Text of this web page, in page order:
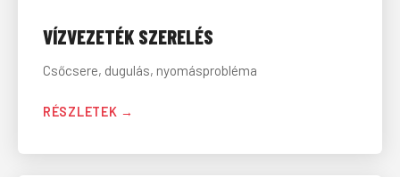
VÍZVEZETÉK SZERELÉS
Csőcsere, dugulás, nyomásprobléma
RÉSZLETEK →